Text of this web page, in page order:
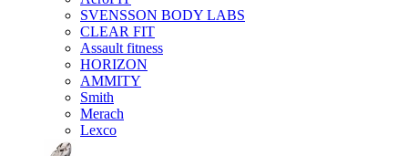
SVENSSON BODY LABS
CLEAR FIT
Assault fitness
HORIZON
AMMITY
Smith
Merach
Lexco